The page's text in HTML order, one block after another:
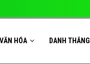
VĂN HÓA DANH THẮNG